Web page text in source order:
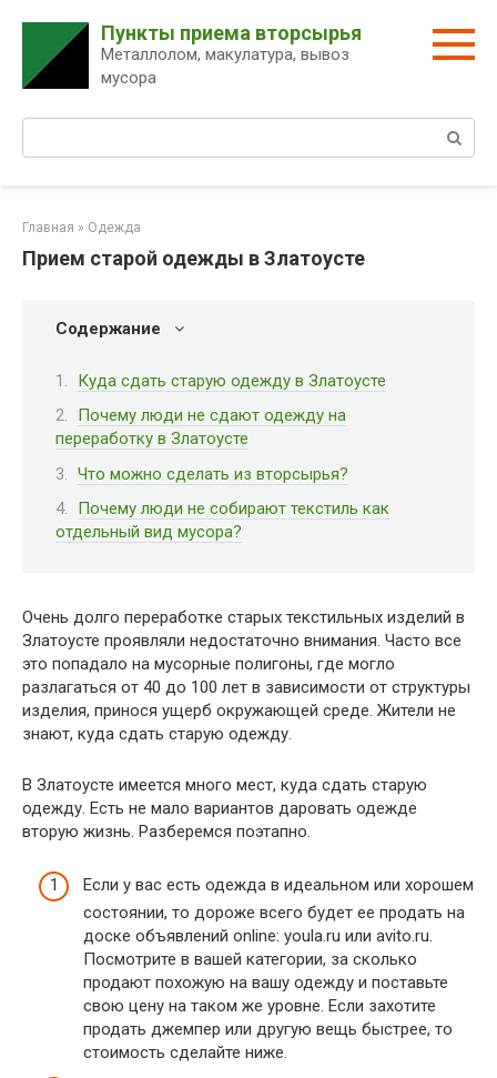
контенту
Пункты приема вторсырья
Металлолом, макулатура, вывоз
мусора
Главная » Одежда
Прием старой одежды в Златоусте
Содержание
Куда сдать старую одежду в Златоусте
Почему люди не сдают одежду на
переработку в Златоусте
Что можно сделать из вторсырья?
Почему люди не собирают текстиль как
отдельный вид мусора?
Очень долго переработке старых текстильных изделий в
Златоусте проявляли недостаточно внимания. Часто все
это попадало на мусорные полигоны, где могло
разлагаться от 40 до 100 лет в зависимости от структуры
изделия, принося ущерб окружающей среде. Жители не
знают, куда сдать старую одежду.
В Златоусте имеется много мест, куда сдать старую
одежду. Есть не мало вариантов даровать одежде
вторую жизнь. Разберемся поэтапно.
Если у вас есть одежда в идеальном или хорошем
состоянии, то дороже всего будет ее продать на
доске объявлений online: youla.ru или avito.ru.
Посмотрите в вашей категории, за сколько
продают похожую на вашу одежду и поставьте
свою цену на таком же уровне. Если захотите
продать джемпер или другую вещь быстрее, то
стоимость сделайте ниже.